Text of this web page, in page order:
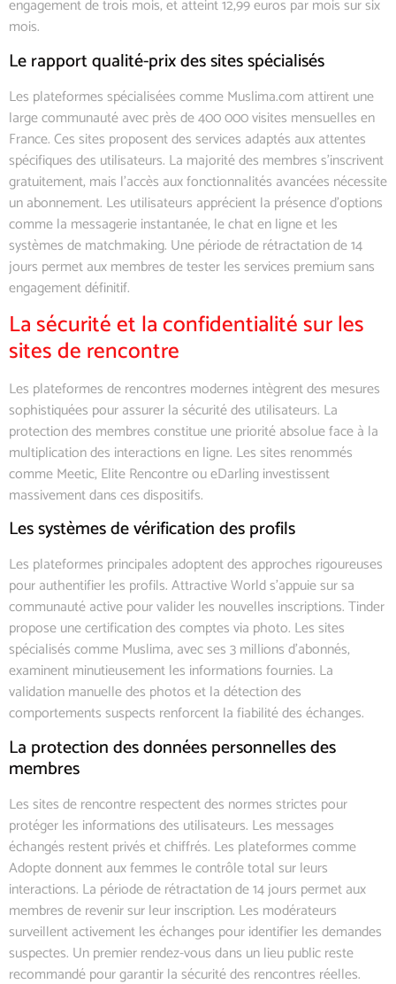
engagement de trois mois, et atteint 12,99 euros par mois sur six
mois.
Le rapport qualité-prix des sites spécialisés
Les plateformes spécialisées comme Muslima.com attirent une
large communauté avec près de 400 000 visites mensuelles en
France. Ces sites proposent des services adaptés aux attentes
spécifiques des utilisateurs. La majorité des membres s’inscrivent
gratuitement, mais l’accès aux fonctionnalités avancées nécessite
un abonnement. Les utilisateurs apprécient la présence d’options
comme la messagerie instantanée, le chat en ligne et les
systèmes de matchmaking. Une période de rétractation de 14
jours permet aux membres de tester les services premium sans
engagement définitif.
La sécurité et la confidentialité sur les
sites de rencontre
Les plateformes de rencontres modernes intègrent des mesures
sophistiquées pour assurer la sécurité des utilisateurs. La
protection des membres constitue une priorité absolue face à la
multiplication des interactions en ligne. Les sites renommés
comme Meetic, Elite Rencontre ou eDarling investissent
massivement dans ces dispositifs.
Les systèmes de vérification des profils
Les plateformes principales adoptent des approches rigoureuses
pour authentifier les profils. Attractive World s’appuie sur sa
communauté active pour valider les nouvelles inscriptions. Tinder
propose une certification des comptes via photo. Les sites
spécialisés comme Muslima, avec ses 3 millions d’abonnés,
examinent minutieusement les informations fournies. La
validation manuelle des photos et la détection des
comportements suspects renforcent la fiabilité des échanges.
La protection des données personnelles des
membres
Les sites de rencontre respectent des normes strictes pour
protéger les informations des utilisateurs. Les messages
échangés restent privés et chiffrés. Les plateformes comme
Adopte donnent aux femmes le contrôle total sur leurs
interactions. La période de rétractation de 14 jours permet aux
membres de revenir sur leur inscription. Les modérateurs
surveillent activement les échanges pour identifier les demandes
suspectes. Un premier rendez-vous dans un lieu public reste
recommandé pour garantir la sécurité des rencontres réelles.